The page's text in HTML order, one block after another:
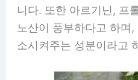
니다. 또한 아르기닌, 프
노산이 풍부하다고 하며
소시켜주는 성분이라고